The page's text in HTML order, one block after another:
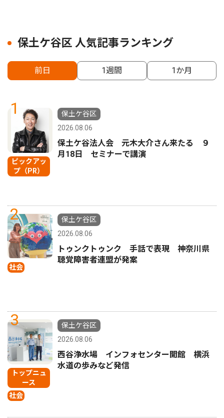
保土ケ谷区 人気記事ランキング
前日 1週間 1か月
1
ピックアッ
プ（PR）
保土ケ谷区
2026.08.06
保土ケ谷法人会 元木大介さん来たる ９
月18日 セミナーで講演
2
社会
保土ケ谷区
2026.08.06
トゥンクトゥンク 手話で表現 神奈川県
聴覚障害者連盟が発案
3
トップニュ
ース
社会
保土ケ谷区
2026.08.06
西谷浄水場 インフォセンター開館 横浜
水道の歩みなど発信